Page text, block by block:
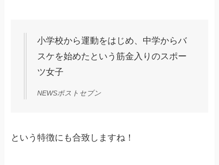
小学校から運動をはじめ、中学からバ
スケを始めたという筋金入りのスポー
ツ女子
NEWSポストセブン
という特徴にも合致しますね！